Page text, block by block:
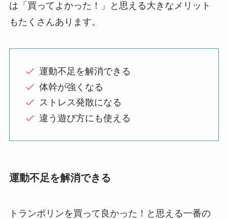
は「買ってよかった！」と思える大きなメリット
もたくさんあります。
運動不足を解消できる
体幹が強くなる
ストレス発散になる
違う遊び方にも使える
運動不足を解消できる
トランポリンを買って良かった！と思える一番の